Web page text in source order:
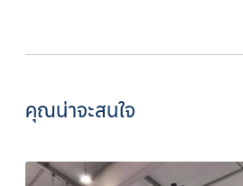
คุณน่าจะสนใจ